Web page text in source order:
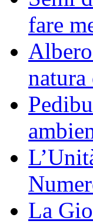
fare
La